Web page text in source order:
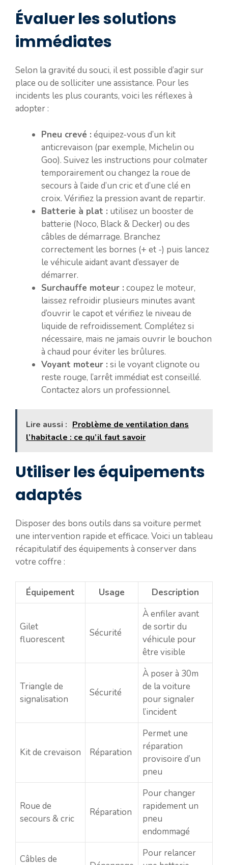
Évaluer les solutions
immédiates
Selon la gravité du souci, il est possible d’agir sur
place ou de solliciter une assistance. Pour les
incidents les plus courants, voici les réflexes à
adopter :
Pneu crevé : équipez-vous d’un kit
anticrevaison (par exemple, Michelin ou
Goo). Suivez les instructions pour colmater
temporairement ou changez la roue de
secours à l’aide d’un cric et d’une clé en
croix. Vérifiez la pression avant de repartir.
Batterie à plat : utilisez un booster de
batterie (Noco, Black & Decker) ou des
câbles de démarrage. Branchez
correctement les bornes (+ et -) puis lancez
le véhicule aidant avant d’essayer de
démarrer.
Surchauffe moteur : coupez le moteur,
laissez refroidir plusieurs minutes avant
d’ouvrir le capot et vérifiez le niveau de
liquide de refroidissement. Complétez si
nécessaire, mais ne jamais ouvrir le bouchon
à chaud pour éviter les brûlures.
Voyant moteur : si le voyant clignote ou
reste rouge, l’arrêt immédiat est conseillé.
Contactez alors un professionnel.
Lire aussi : Problème de ventilation dans
l’habitacle : ce qu’il faut savoir
Utiliser les équipements
adaptés
Disposer des bons outils dans sa voiture permet
une intervention rapide et efficace. Voici un tableau
récapitulatif des équipements à conserver dans
votre coffre :
Équipement Usage Description
Gilet
fluorescent
Sécurité
À enfiler avant
de sortir du
véhicule pour
être visible
Triangle de
signalisation
Sécurité
À poser à 30m
de la voiture
pour signaler
l’incident
Kit de crevaison Réparation
Permet une
réparation
provisoire d’un
pneu
Roue de
secours & cric
Réparation
Pour changer
rapidement un
pneu
endommagé
Câbles de
Pour relancer